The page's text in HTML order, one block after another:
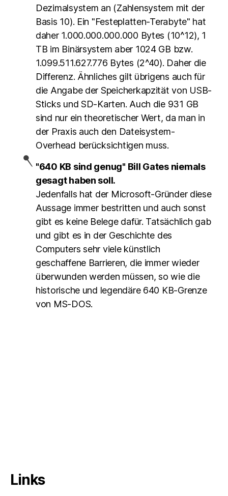
Dezimalsystem an (Zahlensystem mit der
Basis 10). Ein "Festeplatten-Terabyte" hat
daher 1.000.000.000.000 Bytes (10^12), 1
TB im Binärsystem aber 1024 GB bzw.
1.099.511.627.776 Bytes (2^40). Daher die
Differenz. Ähnliches gilt übrigens auch für
die Angabe der Speicherkapzität von USB-
Sticks und SD-Karten. Auch die 931 GB
sind nur ein theoretischer Wert, da man in
der Praxis auch den Dateisystem-
Overhead berücksichtigen muss.
"640 KB sind genug" Bill Gates niemals
gesagt haben soll.
Jedenfalls hat der Microsoft-Gründer diese
Aussage immer bestritten und auch sonst
gibt es keine Belege dafür. Tatsächlich gab
und gibt es in der Geschichte des
Computers sehr viele künstlich
geschaffene Barrieren, die immer wieder
überwunden werden müssen, so wie die
historische und legendäre 640 KB-Grenze
von MS-DOS.
Links